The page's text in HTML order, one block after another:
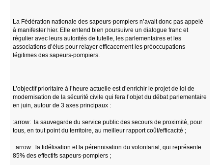
La Fédération nationale des sapeurs-pompiers n’avait donc pas appelé
à manifester hier. Elle entend bien poursuivre un dialogue franc et
régulier avec leurs autorités de tutelle, les parlementaires et les
associations d’élus pour relayer efficacement les préoccupations
légitimes des sapeurs-pompiers.
L’objectif prioritaire à l’heure actuelle est d’enrichir le projet de loi de
modernisation de la sécurité civile qui fera l’objet du débat parlementaire
en juin, autour de 3 axes principaux :
:arrow: la sauvegarde du service public des secours de proximité, pour
tous, en tout point du territoire, au meilleur rapport coût/efficacité ;
:arrow: la fidélisation et la pérennisation du volontariat, qui représente
85% des effectifs sapeurs-pompiers ;